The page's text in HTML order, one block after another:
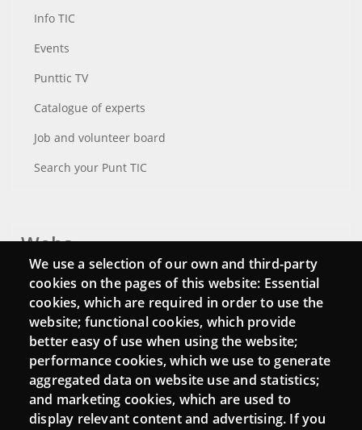
Info TIC
Events
Punttic TV
Catalogue of experts
Job and volunteer board
Search your Punt TIC
Webs
Login
Mattermost Punt TIC
Moodle CampusLab
Connect
We use a selection of our own and third-party
cookies on the pages of this website: Essential
cookies, which are required in order to use the
website; functional cookies, which provide
better easy of use when using the website;
performance cookies, which we use to generate
aggregated data on website use and statistics;
and marketing cookies, which are used to
display relevant content and advertising. If you